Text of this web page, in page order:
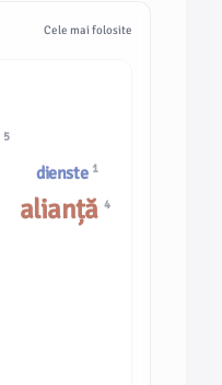
Cele mai folosite
dienste 1
alianță 4
5